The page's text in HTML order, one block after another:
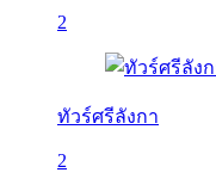
2
ทัวร์ศรีลังกา
2